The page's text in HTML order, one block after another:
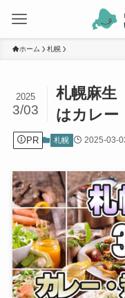
ホーム 札幌
札幌麻生
はカレー
2025
3/03
PR 札幌 2025-03-